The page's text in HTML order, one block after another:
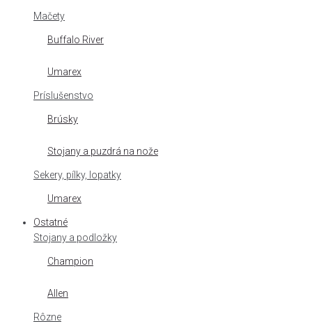
Mačety
Buffalo River
Umarex
Príslušenstvo
Brúsky
Stojany a puzdrá na nože
Sekery, pílky, lopatky
Umarex
Ostatné
Stojany a podložky
Champion
Allen
Rôzne